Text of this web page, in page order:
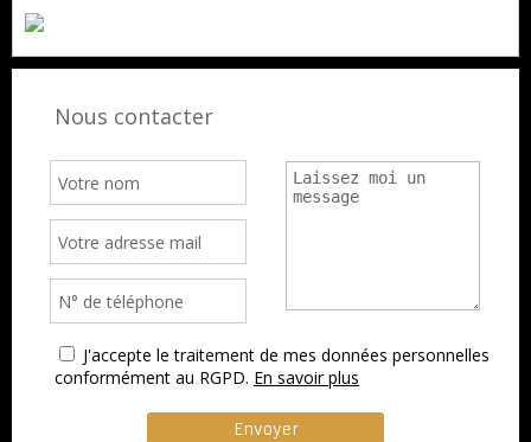
Nous contacter
J'accepte le traitement de mes données personnelles
conformément au RGPD. En savoir plus